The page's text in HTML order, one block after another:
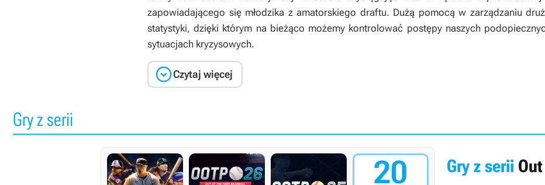
zapowiadającego się młodzika z amatorskiego draftu. Dużą pomocą w zarządzaniu
statystyki, dzięki którym na bieżąco możemy kontrolować postępy naszych
sytuacjach kryzysowych.
Czytaj więcej
Gry z serii
20 Gry z seriiOut